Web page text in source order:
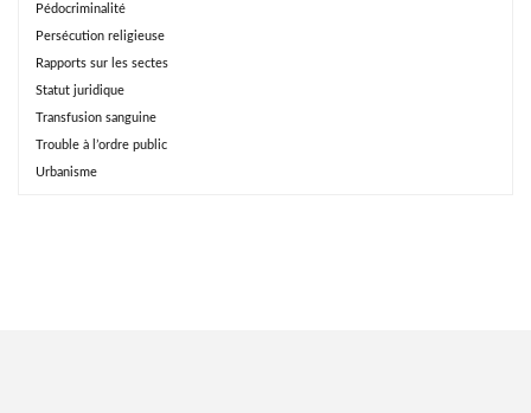
Pédocriminalité
Persécution religieuse
Rapports sur les sectes
Statut juridique
Transfusion sanguine
Trouble à l’ordre public
Urbanisme